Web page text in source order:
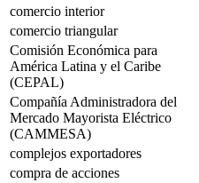
comercio interior
comercio triangular
Comisión Económica para
América Latina y el Caribe
(CEPAL)
Compañía Administradora del
Mercado Mayorista Eléctrico
(CAMMESA)
complejos exportadores
compra de acciones